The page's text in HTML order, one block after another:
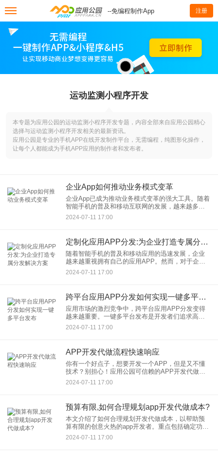
--免编程制作App 注册
运动监测小程序开发
本专题为应用公园的运动监测小程序开发专题，内容全部来自应用公园精心
选择与运动监测小程序开发相关的最新资讯。
应用公园是专业的手机APP在线开发制作平台，无需编程，纯图形化操作，
让每个人都能成为手机APP应用的制作者和发布者。
企业App如何推动业务模式变革
企业App已成为推动业务模式变革的强大工具。随着
智能手机的普及和移动互联网的发展，越来越多的
企业认识到通过开发企业App可以实现业务的数字化
转型和创新。 当谈到企业App时，我们首先需要认
2024-07-11 17:00
定制化应用APP分发:为企业打造专属分发解决方案
随着智能手机的普及和移动应用的迅速发展，企业
越来越重视拥有自己的应用APP。然而，对于企业
而言，如何快速、高效地将应用APP分发给目标用
2024-07-11 17:00
跨平台应用APP分发如何实现一键多平台发布
应用市场的激烈竞争中，跨平台应用APP分发变得
越来越重要。一键多平台发布是开发者们追求高效
的选择，能够将应用快速发布到多个平台，以扩大
用户覆盖范围。那么，如何实现一键多平台发布
2024-07-11 17:00
APP开发代做流程快速响应
你有一个好点子，想要开发一个APP，但是又不懂
技术？别担心！应用公园可信赖的APP开发代做团
队，致力于为你提供快速响应的服务。通过我们专
业的开发流程，你将轻松拥有一款精美、功能强大
2024-07-11 17:00
预算有限,如何合理规划app开发代做成本?
本文介绍了如何合理规划开发代做成本，以帮助预
算有限的创意火热的app开发者。重点包括确定功能
需求并精简设计，选择适合的开发方式和团队，并
进行有效的沟通和项目管理。通过合理分配资源、
2024-07-11 17:00